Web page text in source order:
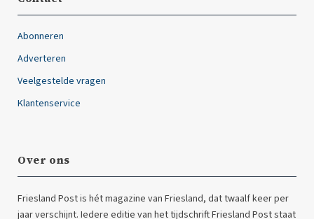
Abonneren
Adverteren
Veelgestelde vragen
Klantenservice
Over ons
Friesland Post is hét magazine van Friesland, dat twaalf keer per
jaar verschijnt. Iedere editie van het tijdschrift Friesland Post staat